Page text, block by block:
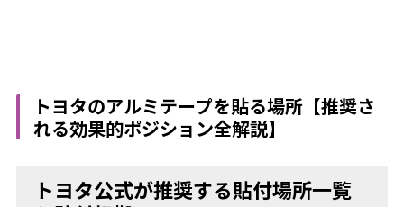
トヨタのアルミテープを貼る場所【推奨さ
れる効果的ポジション全解説】
トヨタ公式が推奨する貼付場所一覧